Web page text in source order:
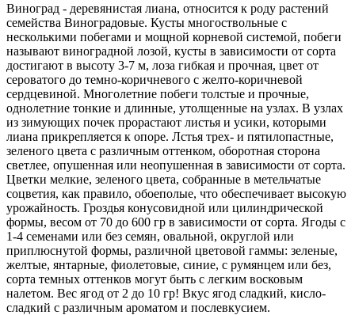
Виноград - деревянистая лиана, относится к роду растений
семейства Виноградовые. Кусты многоствольные с
несколькими побегами и мощной корневой системой, побеги
называют виноградной лозой, кусты в зависимости от сорта
достигают в высоту 3-7 м, лоза гибкая и прочная, цвет от
сероватого до темно-коричневого с желто-коричневой
сердцевиной. Многолетние побеги толстые и прочные,
однолетние тонкие и длинные, утолщенные на узлах. В узлах
из зимующих почек прорастают листья и усики, которыми
лиана прикрепляется к опоре. Лстья трех- и пятилопастные,
зеленого цвета с различным оттенком, оборотная сторона
светлее, опушенная или неопушенная в зависимости от сорта.
Цветки мелкие, зеленого цвета, собранные в метельчатые
соцветия, как правило, обоеполые, что обеспечивает высокую
урожайность. Гроздья конусовидной или цилиндрической
формы, весом от 70 до 600 гр в зависимости от сорта. Ягоды с
1-4 семенами или без семян, овальной, округлой или
приплюснутой формы, различной цветовой гаммы: зеленые,
желтые, янтарные, фиолетовые, синие, с румянцем или без,
сорта темных оттенков могут быть с легким восковым
налетом. Вес ягод от 2 до 10 гр! Вкус ягод сладкий, кисло-
сладкий с различным ароматом и послевкусием.